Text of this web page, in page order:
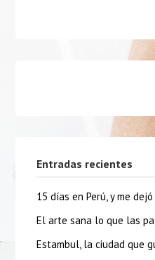
Entradas recientes
15 días en Perú, y me
El arte sana lo que las
Estambul, la ciudad que